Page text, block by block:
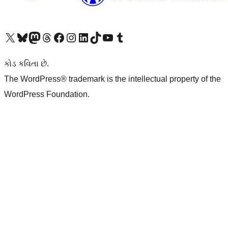
અમારા X (અગાઉ ટ્વિટર) એકાઉન્ટની મુલાકાત લોઅમારા Bluesky એકાઉન્ટની મુલાકાત લોઅમારા માસ્ટોડોન એકાઉન્ટની મુલાકાત લોઅમારા Threads એકાઉન્ટની મુલાકાત લો અમારા ફેસબુક પેજની મુલાકાત લોઅમારા ઇન્સ્ટાગ્રામ એકાઉન્ટની મુલાકાત લો અમારા LinkedIn એકાઉન્ટની મુલાકાત લોઅમારા TikTok એકાઉન્ટની મુલાકાત લોઅમારી YouTube ચેનલની મુલાકાત લો અમારા Tumblr એકાઉન્ટની મુલાકાત લો
કોડ કવિતા છે.
The WordPress® trademark is the intellectual property of the
WordPress Foundation.